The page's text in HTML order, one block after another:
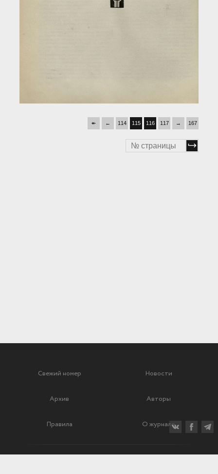
↞ ← 114 115 116 117 → 167
Свежий номер Новости
Архив Авторы
Правила О журнале